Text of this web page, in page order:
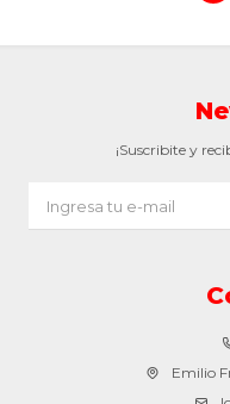
Emilio
¡Suscribite y